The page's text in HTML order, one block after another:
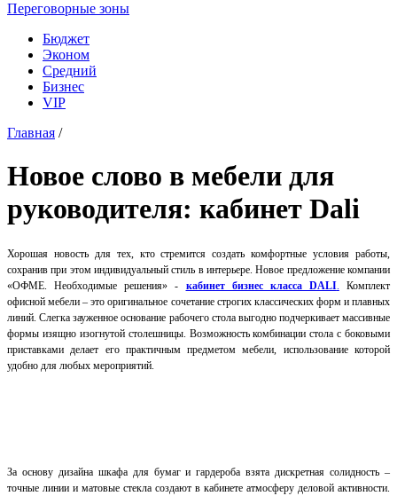
Переговорные зоны
Бюджет
Эконом
Средний
Бизнес
VIP
Главная /
Новое слово в мебели для
руководителя: кабинет Dali
Хорошая новость для тех, кто стремится создать комфортные условия работы,
сохранив при этом индивидуальный стиль в интерьере. Новое предложение компании
«ОФМЕ. Необходимые решения» - кабинет бизнес класса DALI. Комплект
офисной мебели – это оригинальное сочетание строгих классических форм и плавных
линий. Слегка зауженное основание рабочего стола выгодно подчеркивает массивные
формы изящно изогнутой столешницы. Возможность комбинации стола с боковыми
приставками делает его практичным предметом мебели, использование которой
удобно для любых мероприятий.
За основу дизайна шкафа для бумаг и гардероба взята дискретная солидность –
точные линии и матовые стекла создают в кабинете атмосферу деловой активности.